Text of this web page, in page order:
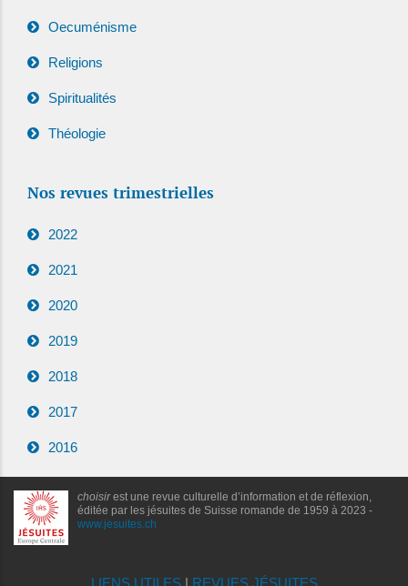
Oecuménisme
Religions
Spiritualités
Théologie
Nos revues trimestrielles
2022
2021
2020
2019
2018
2017
2016
choisirest une revue culturelle d’information et de réflexion,
éditée par les jésuites de Suisse romande de 1959 à 2023 -
www.jesuites.ch
LIENS UTILES| REVUES JÉSUITES